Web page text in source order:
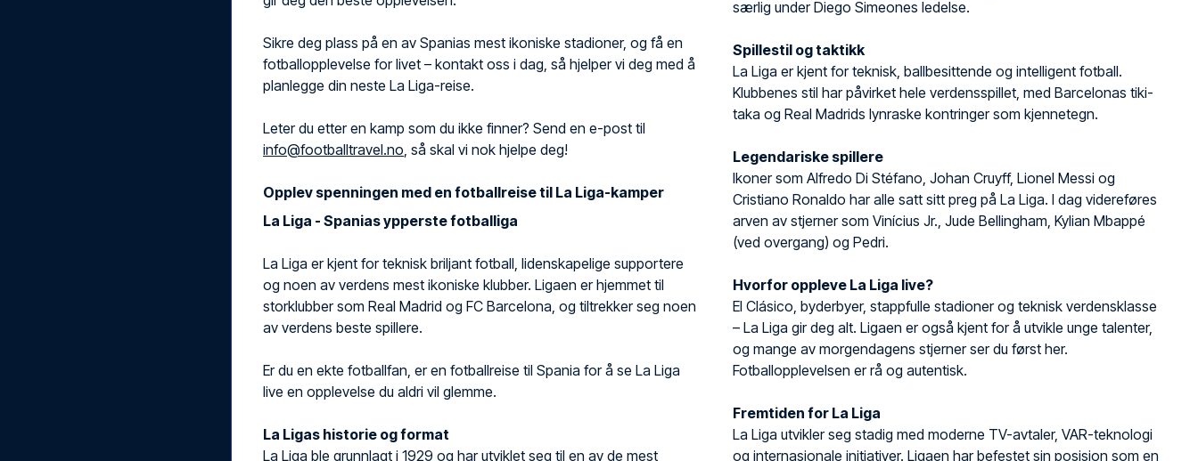
Sikre deg plass på en av Spanias mest ikoniske stadioner, og få en
fotballopplevelse for livet – kontakt oss i dag, så hjelper vi deg med å
planlegge din neste La Liga-reise.
Leter du etter en kamp som du ikke finner? Send en e-post til
info@footballtravel.no, så skal vi nok hjelpe deg!
Opplev spenningen med en fotballreise til La Liga-kamper
La Liga - Spanias ypperste fotballiga
La Liga er kjent for teknisk briljant fotball, lidenskapelige supportere
og noen av verdens mest ikoniske klubber. Ligaen er hjemmet til
storklubber som Real Madrid og FC Barcelona, og tiltrekker seg noen
av verdens beste spillere.
Er du en ekte fotballfan, er en fotballreise til Spania for å se La Liga
live en opplevelse du aldri vil glemme.
La Ligas historie og format
La Liga ble grunnlagt i 1929 og har utviklet seg til en av de mest
særlig under Diego Simeones ledelse.
Spillestil og taktikk
La Liga er kjent for teknisk, ballbesittende og intelligent fotball.
Klubbenes stil har påvirket hele verdensspillet, med Barcelonas tiki-
taka og Real Madrids lynraske kontringer som kjennetegn.
Legendariske spillere
Ikoner som Alfredo Di Stéfano, Johan Cruyff, Lionel Messi og
Cristiano Ronaldo har alle satt sitt preg på La Liga. I dag videreføres
arven av stjerner som Vinícius Jr., Jude Bellingham, Kylian Mbappé
(ved overgang) og Pedri.
Hvorfor oppleve La Liga live?
El Clásico, byderbyer, stappfulle stadioner og teknisk verdensklasse
– La Liga gir deg alt. Ligaen er også kjent for å utvikle unge talenter,
og mange av morgendagens stjerner ser du først her.
Fotballopplevelsen er rå og autentisk.
Fremtiden for La Liga
La Liga utvikler seg stadig med moderne TV-avtaler, VAR-teknologi
og internasjonale initiativer. Ligaen har befestet sin posisjon som en